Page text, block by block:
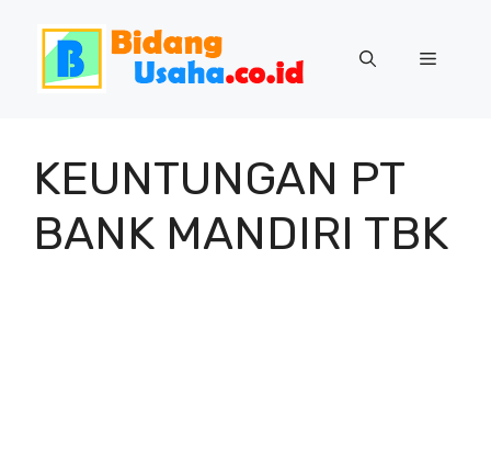
Menu
KEUNTUNGAN PT
BANK MANDIRI TBK